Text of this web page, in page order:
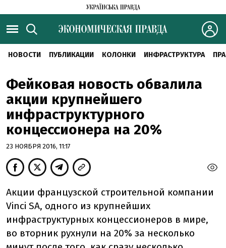
НОВОСТИ ПУБЛИКАЦИИ КОЛОНКИ ИНФРАСТРУКТУРА
Фейковая новость обвалила
акции крупнейшего
инфраструктурного
концессионера на 20%
23 НОЯБРЯ 2016, 11:17
Акции французской строительной компании
Vinci SA, одного из крупнейших
инфраструктурных концессионеров в мире,
во вторник рухнули на 20% за несколько